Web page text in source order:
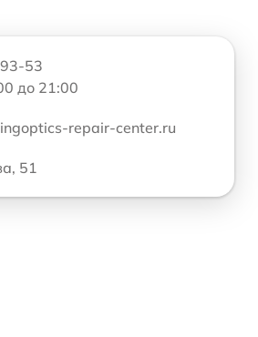
53
до 21:00
repair-center.ru
51